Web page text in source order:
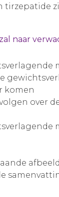
tirzepatide
naar
komen
over